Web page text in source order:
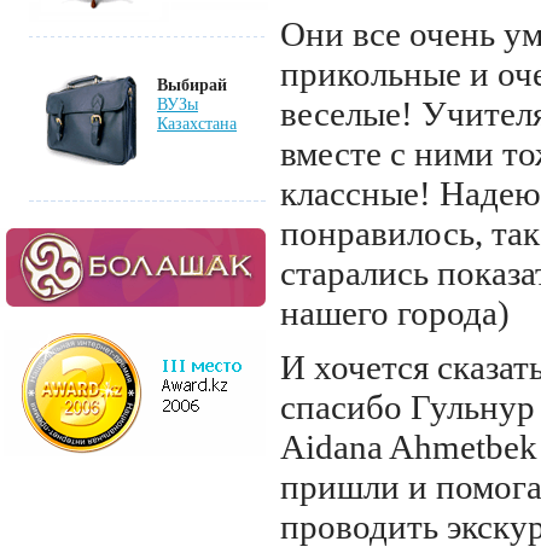
Выбирай
ВУЗы
Казахстана
Они все очень
прикольные и
веселые!
вместе с ними
классные!
понравилось,
старались
нашего города)
И хочется
спасибо
Aidana
пришли и
проводить